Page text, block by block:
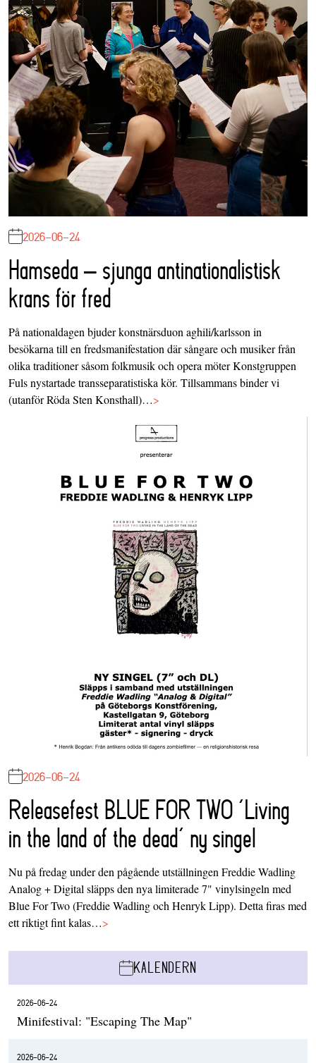
2026-06-24
Hamseda – sjunga antinationalistisk
krans för fred
På nationaldagen bjuder konstnärsduon aghili/karlsson in
besökarna till en fredsmanifestation där sångare och musiker från
olika traditioner såsom folkmusik och opera möter Konstgruppen
Fuls nystartade transseparatistiska kör. Tillsammans binder vi
(utanför Röda Sten Konsthall)…>
2026-06-24
Releasefest BLUE FOR TWO ‘Living
in the land of the dead’ ny singel
Nu på fredag under den pågående utställningen Freddie Wadling
Analog + Digital släpps den nya limiterade 7" vinylsingeln med
Blue For Two (Freddie Wadling och Henryk Lipp). Detta firas med
ett riktigt fint kalas…>
KALENDERN
2026-06-24
Minifestival: "Escaping The Map"
2026-06-24